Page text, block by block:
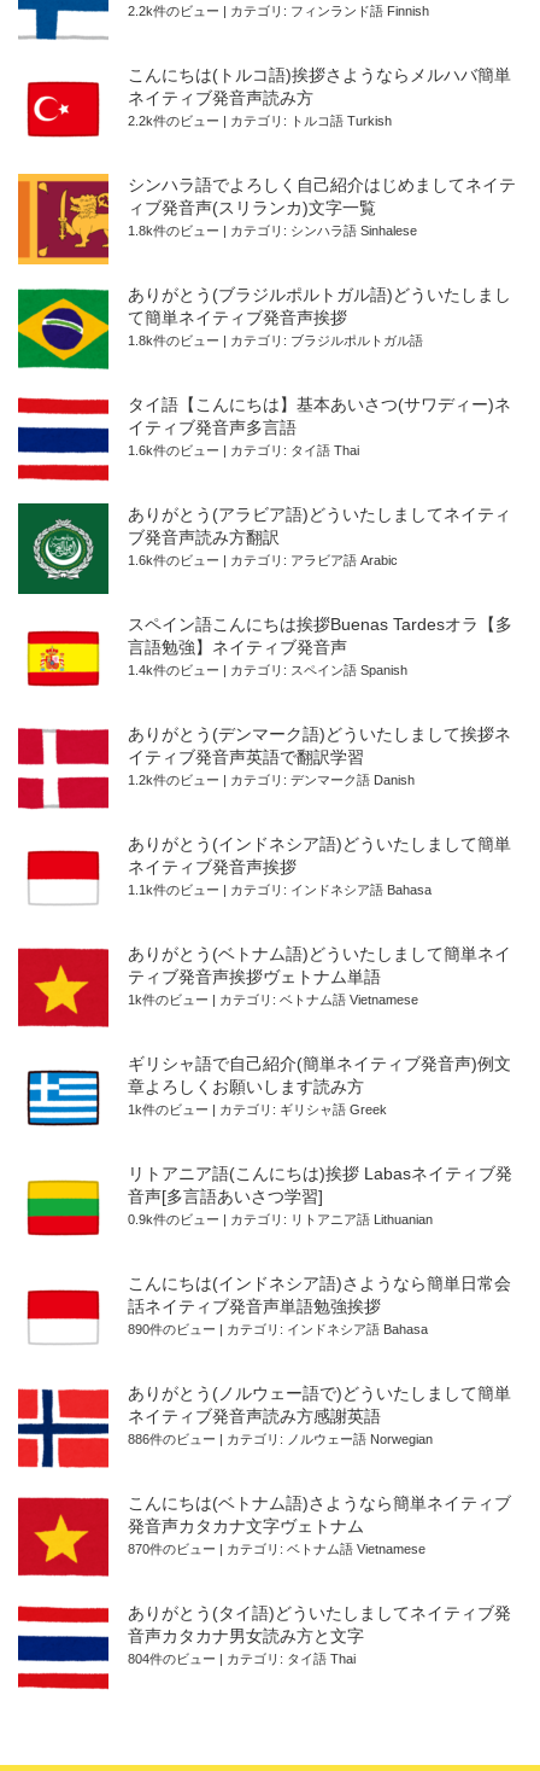
2.2k件のビュー カテゴリ: フィンランド語 Finnish
こんにちは(トルコ語)挨拶さようならメルハバ簡単
ネイティブ発音声読み方
2.2k件のビュー カテゴリ: トルコ語 Turkish
シンハラ語でよろしく自己紹介はじめましてネイテ
ィブ発音声(スリランカ)文字一覧
1.8k件のビュー カテゴリ: シンハラ語 Sinhalese
ありがとう(ブラジルポルトガル語)どういたしまし
て簡単ネイティブ発音声挨拶
1.8k件のビュー カテゴリ: ブラジルポルトガル語
タイ語【こんにちは】基本あいさつ(サワディー)ネ
イティブ発音声多言語
1.6k件のビュー カテゴリ: タイ語 Thai
ありがとう(アラビア語)どういたしましてネイティ
ブ発音声読み方翻訳
1.6k件のビュー カテゴリ: アラビア語 Arabic
スペイン語こんにちは挨拶Buenas Tardesオラ【多
言語勉強】ネイティブ発音声
1.4k件のビュー カテゴリ: スペイン語 Spanish
ありがとう(デンマーク語)どういたしまして挨拶ネ
イティブ発音声英語で翻訳学習
1.2k件のビュー カテゴリ: デンマーク語 Danish
ありがとう(インドネシア語)どういたしまして簡単
ネイティブ発音声挨拶
1.1k件のビュー カテゴリ: インドネシア語 Bahasa
ありがとう(ベトナム語)どういたしまして簡単ネイ
ティブ発音声挨拶ヴェトナム単語
1k件のビュー カテゴリ: ベトナム語 Vietnamese
ギリシャ語で自己紹介(簡単ネイティブ発音声)例文
章よろしくお願いします読み方
1k件のビュー カテゴリ: ギリシャ語 Greek
リトアニア語(こんにちは)挨拶 Labasネイティブ発
音声[多言語あいさつ学習]
0.9k件のビュー カテゴリ: リトアニア語 Lithuanian
こんにちは(インドネシア語)さようなら簡単日常会
話ネイティブ発音声単語勉強挨拶
890件のビュー カテゴリ: インドネシア語 Bahasa
ありがとう(ノルウェー語で)どういたしまして簡単
ネイティブ発音声読み方感謝英語
886件のビュー カテゴリ: ノルウェー語 Norwegian
こんにちは(ベトナム語)さようなら簡単ネイティブ
発音声カタカナ文字ヴェトナム
870件のビュー カテゴリ: ベトナム語 Vietnamese
ありがとう(タイ語)どういたしましてネイティブ発
音声カタカナ男女読み方と文字
804件のビュー カテゴリ: タイ語 Thai